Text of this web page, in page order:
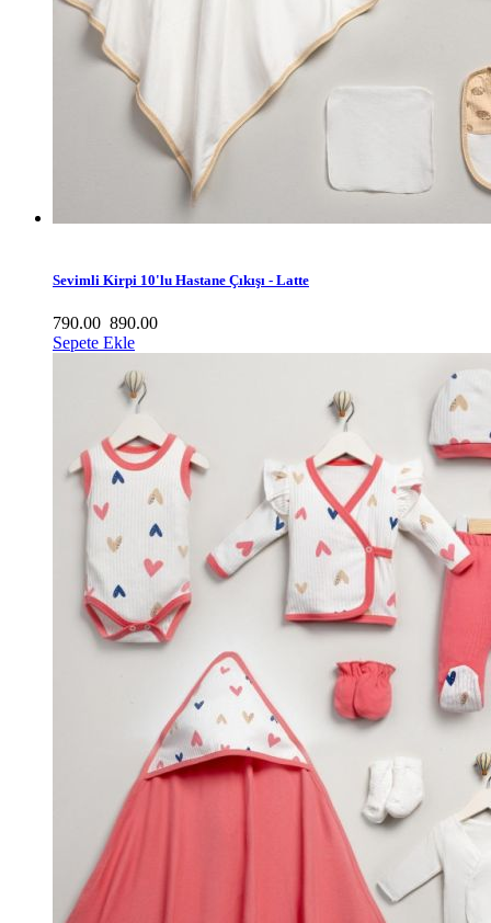
Sevimli Kirpi 10'lu Hastane Çıkışı - Latte
790.00 890.00
Sepete Ekle